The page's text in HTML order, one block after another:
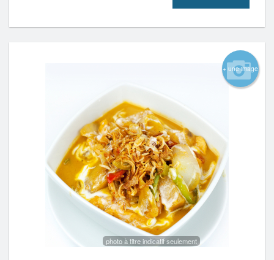
+ une image
photo à titre indicatif seulement